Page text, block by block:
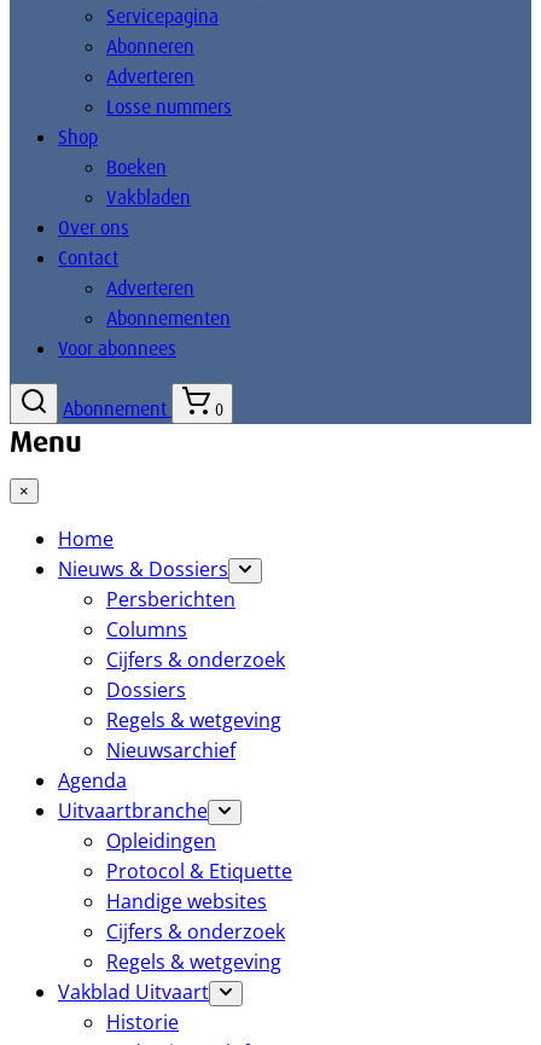
Servicepagina
Abonneren
Adverteren
Losse nummers
Shop
Boeken
Vakbladen
Over ons
Contact
Adverteren
Abonnementen
Voor abonnees
Abonnement 0
Menu
×
Home
Nieuws & Dossiers
Persberichten
Columns
Cijfers & onderzoek
Dossiers
Regels & wetgeving
Nieuwsarchief
Agenda
Uitvaartbranche
Opleidingen
Protocol & Etiquette
Handige websites
Cijfers & onderzoek
Regels & wetgeving
Vakblad Uitvaart
Historie